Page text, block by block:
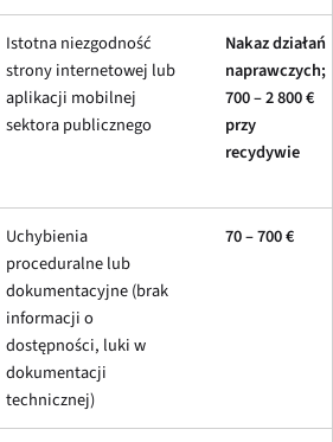
Istotna niezgodność
strony internetowej lub
aplikacji mobilnej
sektora publicznego
Nakaz działań
naprawczych;
700 – 2 800 €
przy
recydywie
Uchybienia
proceduralne lub
dokumentacyjne (brak
informacji o
dostępności, luki w
dokumentacji
technicznej)
70 – 700 €